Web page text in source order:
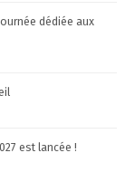
dédiée aux
est lancée !